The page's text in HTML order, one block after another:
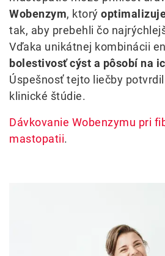
Wobenzym, ktorý
tak, aby prebehli čo
Vďaka unikátnej kombinácii
bolestivosť cýst a pôsobí na
Úspešnosť tejto liečby
klinické štúdie.
Dávkovanie Wobenzymu pri
mastopatii.